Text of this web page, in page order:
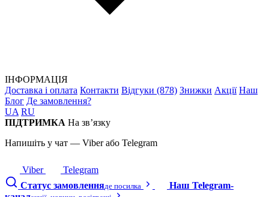
ІНФОРМАЦІЯ
Доставка і оплата Контакти Відгуки (878) Знижки Акції Наш
Блог Де замовлення?
UA RU
ПІДТРИМКА На зв’язку
Напишіть у чат — Viber або Telegram
Viber
Telegram
Статус замовленняде посилка
Наш Telegram-